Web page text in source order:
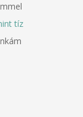
tíz